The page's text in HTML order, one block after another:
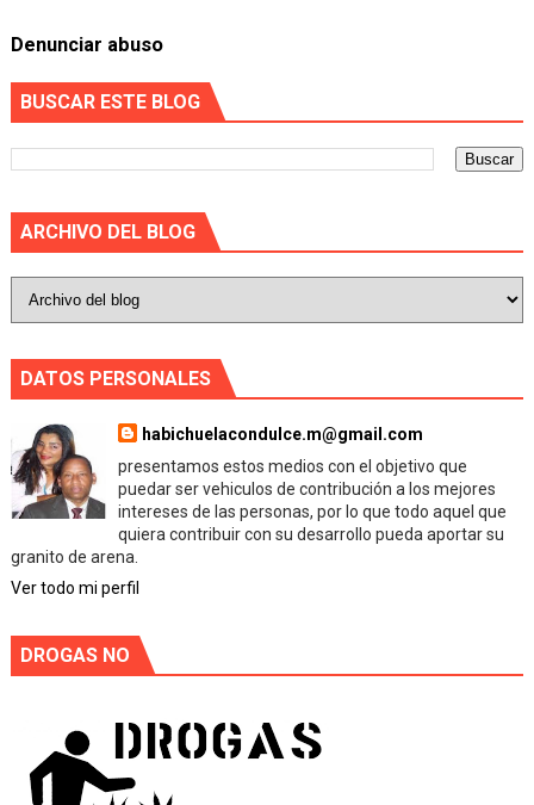
Denunciar abuso
BUSCAR ESTE BLOG
ARCHIVO DEL BLOG
DATOS PERSONALES
habichuelacondulce.m@gmail.com
presentamos estos medios con el objetivo que
puedar ser vehiculos de contribución a los mejores
intereses de las personas, por lo que todo aquel que
quiera contribuir con su desarrollo pueda aportar su
granito de arena.
Ver todo mi perfil
DROGAS NO